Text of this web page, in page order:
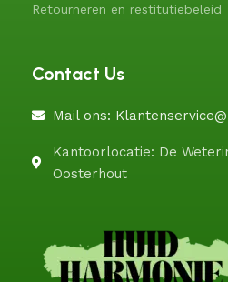
Retourneren en restitutiebeleid
Contact Us
Mail ons:
Kantoorlocatie: De
Oosterhout